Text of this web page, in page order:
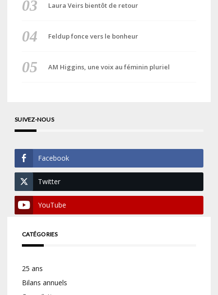
Laura Veirs bientôt de retour
Feldup fonce vers le bonheur
AM Higgins, une voix au féminin pluriel
SUIVEZ-NOUS
Facebook
Twitter
YouTube
CATÉGORIES
25 ans
Bilans annuels